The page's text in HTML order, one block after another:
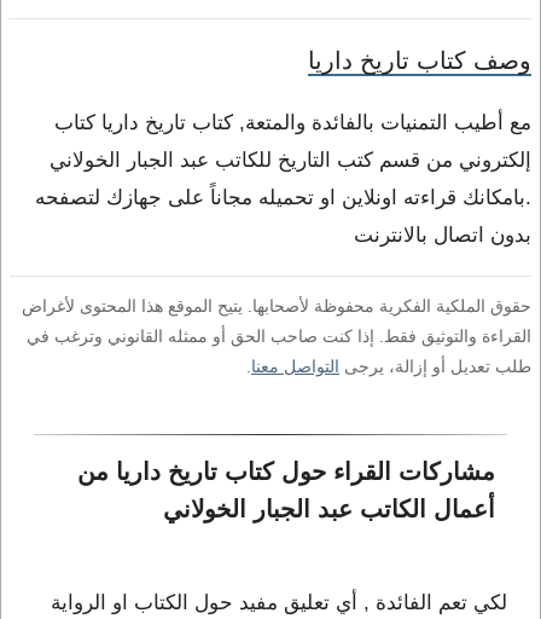
وصف كتاب تاريخ داريا
مع أطيب التمنيات بالفائدة والمتعة, كتاب تاريخ داريا كتاب
إلكتروني من قسم كتب التاريخ للكاتب عبد الجبار الخولاني
.بامكانك قراءته اونلاين او تحميله مجاناً على جهازك لتصفحه
بدون اتصال بالانترنت
حقوق الملكية الفكرية محفوظة لأصحابها. يتيح الموقع هذا المحتوى لأغراض
القراءة والتوثيق فقط. إذا كنت صاحب الحق أو ممثله القانوني وترغب في
طلب تعديل أو إزالة، يرجى التواصل معنا
مشاركات القراء حول كتاب تاريخ داريا من
أعمال الكاتب عبد الجبار الخولاني
لكي تعم الفائدة , أي تعليق مفيد حول الكتاب او الرواية